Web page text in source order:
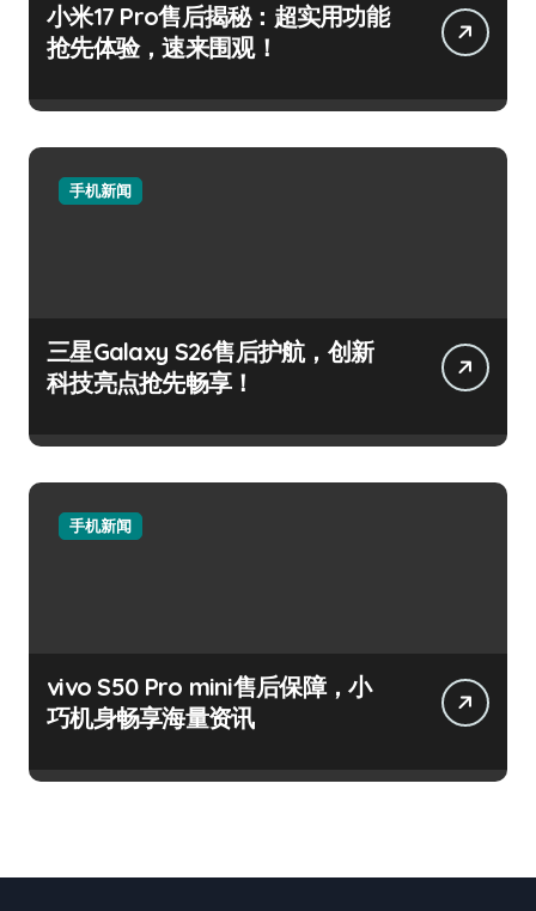
小米17 Pro售后揭秘：超实用功能
抢先体验，速来围观！
手机新闻
三星Galaxy S26售后护航，创新
科技亮点抢先畅享！
手机新闻
vivo S50 Pro mini售后保障，小
巧机身畅享海量资讯